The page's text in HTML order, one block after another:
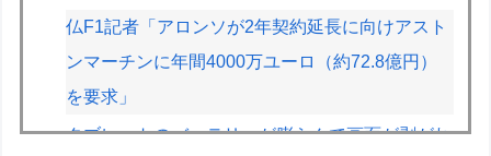
仏F1記者「アロンソが2年契約延長に向けアスト
ンマーチンに年間4000万ユーロ（約72.8億円）
を要求」
タブレットのバッテリーが膨らんで画面が剥がれ